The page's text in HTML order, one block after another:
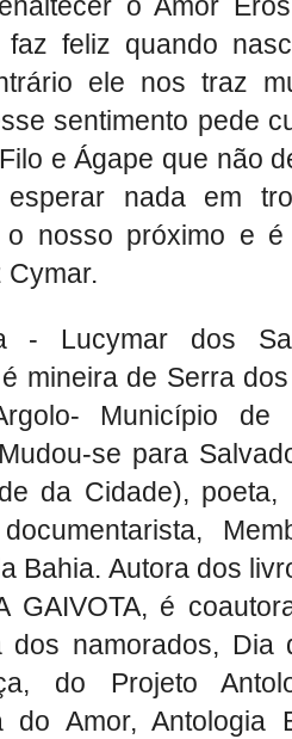
feliz quando
ele nos traz
sentimento pede
e Ágape que não
nada em
o nosso próximo e
Cymar.
- Lucymar dos
mineira de Serra
Município de
se para
da Cidade), poeta,
Bahia. Autora dos
GAIVOTA, é
dos namorados, Dia
do Projeto
do Amor, Antologia